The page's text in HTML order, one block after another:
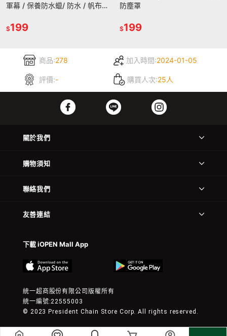
軍幕 / 保養防水蠟/ 防水 / 帆布
$199
防塵罩
$199
商品:278 加入時間:2024-01-05
評價:- 購買人次:25人
關於我們
購物須知
聯絡我們
友善連結
下載 iOPEN Mall App
統一超商股份有限公司版權所有
統一編號:22555003
© 2023 President Chain Store Corp. All rights reserved.